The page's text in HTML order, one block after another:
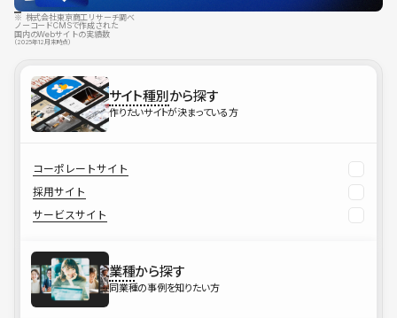
※ 株式会社東京商工リサーチ調べ
ノーコードCMSで作成された
国内のWebサイトの実績数
（2025年12月末時点）
サイト種別から探す
作りたいサイトが決まっている方
コーポレートサイト
採用サイト
サービスサイト
業種から探す
同業種の事例を知りたい方